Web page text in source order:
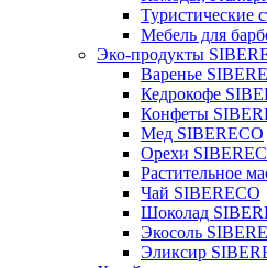
Туристические
Мебель для
Эко-продукты
Варенье
Кедрокофе
Конфеты
Мед SIBERECO
Орехи
Растительное
Чай SIBERECO
Шоколад
Экосоль
Эликсир